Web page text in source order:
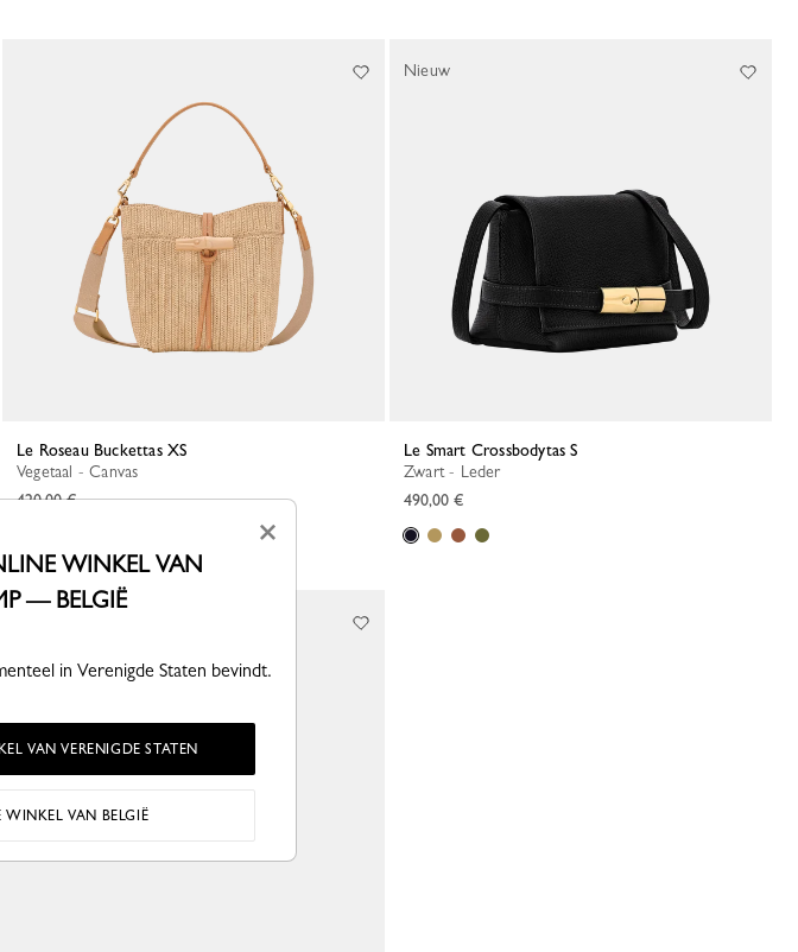
Le Roseau Buckettas XS
Vegetaal - Canvas
420,00 €
Le Smart Crossbodytas S
Zwart - Leder
490,00 €
Nieuw
×
WINKEL VAN
— BELGIË
in Verenigde Staten bevindt.
VAN VERENIGDE STATEN
WINKEL VAN BELGIË